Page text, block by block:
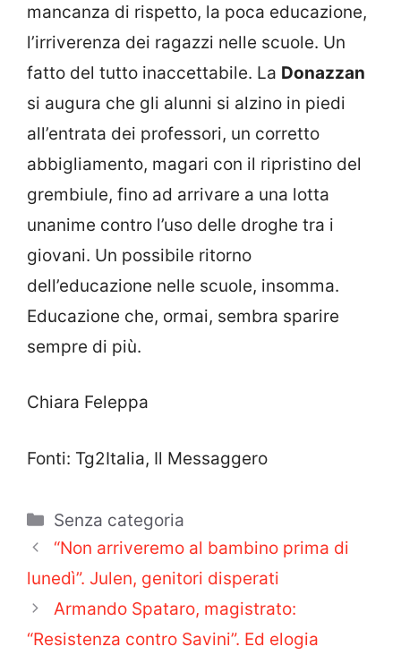
mancanza di rispetto, la poca educazione,
l’irriverenza dei ragazzi nelle scuole. Un
fatto del tutto inaccettabile. La Donazzan
si augura che gli alunni si alzino in piedi
all’entrata dei professori, un corretto
abbigliamento, magari con il ripristino del
grembiule, fino ad arrivare a una lotta
unanime contro l’uso delle droghe tra i
giovani. Un possibile ritorno
dell’educazione nelle scuole, insomma.
Educazione che, ormai, sembra sparire
sempre di più.
Chiara Feleppa
Fonti: Tg2Italia, Il Messaggero
Categorie
Senza categoria
“Non arriveremo al bambino prima di
lunedì”. Julen, genitori disperati
Armando Spataro, magistrato:
“Resistenza contro Savini”. Ed elogia